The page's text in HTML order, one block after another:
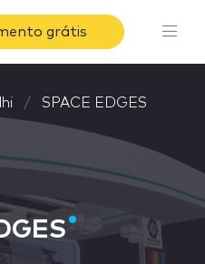
grátis
SPACE EDGES